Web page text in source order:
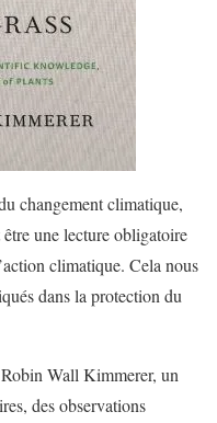
changement climatique,
une lecture obligatoire
climatique. Cela nous
dans la protection du
Wall Kimmerer, un
des observations